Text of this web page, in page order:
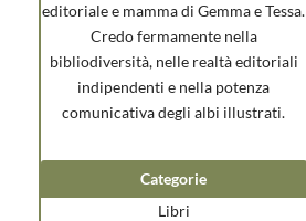
editoriale e mamma di Gemma e Tessa.
Credo fermamente nella
bibliodiversità, nelle realtà editoriali
indipendenti e nella potenza
comunicativa degli albi illustrati.
Categorie
Libri